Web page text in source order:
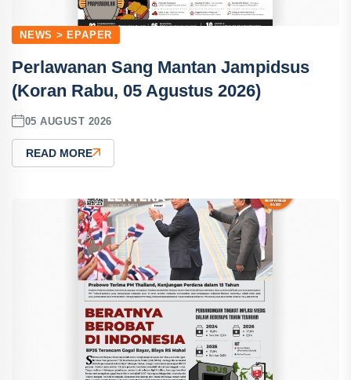
NEWS > EPAPER
Perlawanan Sang Mantan Jampidsus
(Koran Rabu, 05 Agustus 2026)
05 AUGUST 2026
READ MORE